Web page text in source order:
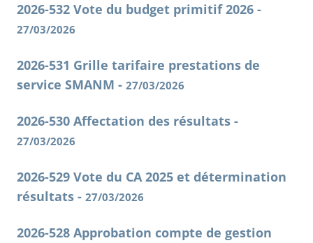
2026-532 Vote du budget primitif 2026 -
27/03/2026
2026-531 Grille tarifaire prestations de
service SMANM - 27/03/2026
2026-530 Affectation des résultats -
27/03/2026
2026-529 Vote du CA 2025 et détermination
résultats - 27/03/2026
2026-528 Approbation compte de gestion